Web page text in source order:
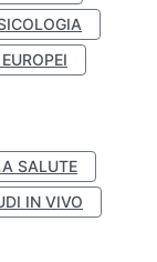
SALUTE
IN VIVO